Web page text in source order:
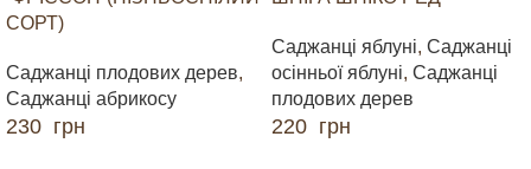
СОРТ)
Саджанці плодових дерев,
Саджанці абрикосу
230 грн
Саджанці яблуні, Саджанці
осінньої яблуні, Саджанці
плодових дерев
220 грн